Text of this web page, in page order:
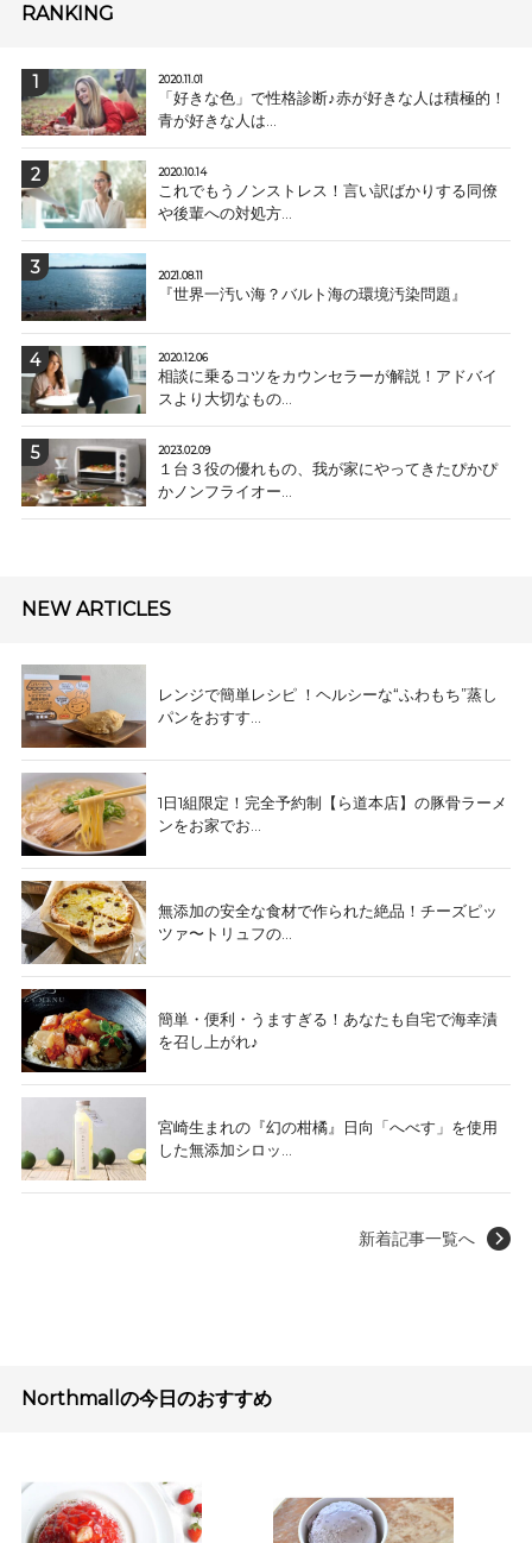
RANKING
2020.11.01
「好きな色」で性格診断♪赤が好きな人は積極的！
青が好きな人は...
2020.10.14
これでもうノンストレス！言い訳ばかりする同僚
や後輩への対処方...
2021.08.11
『世界一汚い海？バルト海の環境汚染問題』
2020.12.06
相談に乗るコツをカウンセラーが解説！アドバイ
スより大切なもの...
2023.02.09
１台３役の優れもの、我が家にやってきたぴかぴ
かノンフライオー...
NEW ARTICLES
レンジで簡単レシピ ！ヘルシーな“ふわもち”蒸し
パンをおすす...
1日1組限定！完全予約制【ら道本店】の豚骨ラーメ
ンをお家でお...
無添加の安全な食材で作られた絶品！チーズピッ
ツァ〜トリュフの...
簡単・便利・うますぎる！あなたも自宅で海幸漬
を召し上がれ♪
宮崎生まれの『幻の柑橘』日向「へべす」を使用
した無添加シロッ...
新着記事一覧へ
Northmallの今日のおすすめ